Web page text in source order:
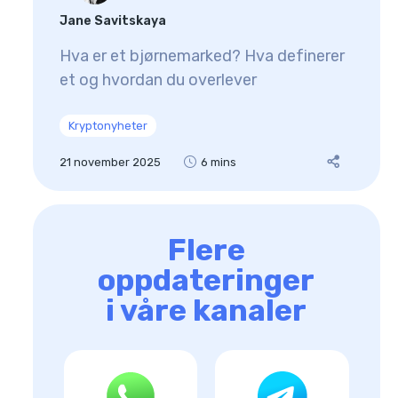
Jane Savitskaya
Hva er et bjørnemarked? Hva definerer
et og hvordan du overlever
Kryptonyheter
21 november 2025 6 mins
Flere
oppdateringer
i våre kanaler